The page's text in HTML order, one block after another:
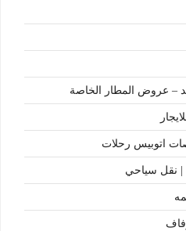
اتوبيس رحلات